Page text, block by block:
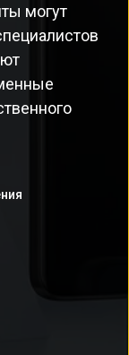
могут